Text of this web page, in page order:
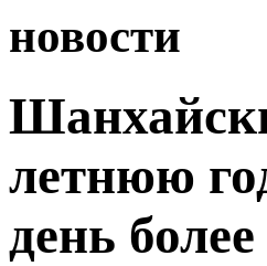
новости
летнюю
день